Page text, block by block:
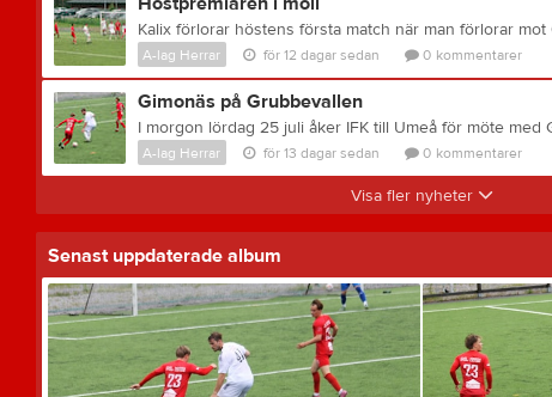
A-lag Herrar för 12 dagar sedan 0 kommentarer
Gimonäs på Grubbevallen
A-lag Herrar för 13 dagar sedan 0 kommentarer
Visa fler nyheter
Senast uppdaterade album